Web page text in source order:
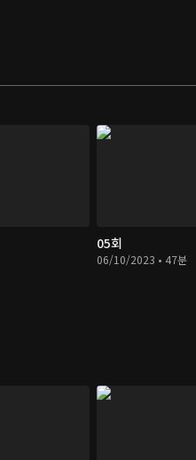
05회
06/10/2023 • 47분